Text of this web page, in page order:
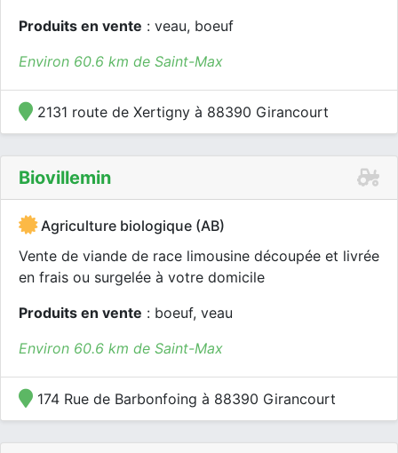
Produits en vente : veau, boeuf
Environ 60.6 km de Saint-Max
2131 route de Xertigny à 88390 Girancourt
Biovillemin
Agriculture biologique (AB)
Vente de viande de race limousine découpée et livrée
en frais ou surgelée à votre domicile
Produits en vente : boeuf, veau
Environ 60.6 km de Saint-Max
174 Rue de Barbonfoing à 88390 Girancourt